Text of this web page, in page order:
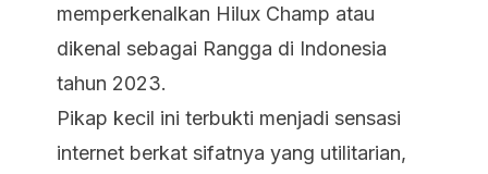
memperkenalkan Hilux Champ atau
dikenal sebagai Rangga di Indonesia
tahun 2023.
Pikap kecil ini terbukti menjadi sensasi
internet berkat sifatnya yang utilitarian,